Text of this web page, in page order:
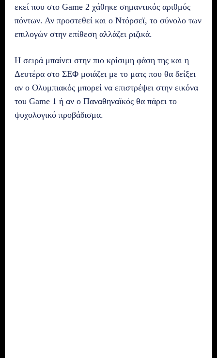
εκεί που στο Game 2 χάθηκε σημαντικός αριθμός
πόντων. Αν προστεθεί και ο Ντόρσεϊ, το σύνολο των
επιλογών στην επίθεση αλλάζει ριζικά.
Η σειρά μπαίνει στην πιο κρίσιμη φάση της και η
Δευτέρα στο ΣΕΦ μοιάζει με το ματς που θα δείξει
αν ο Ολυμπιακός μπορεί να επιστρέψει στην εικόνα
του Game 1 ή αν ο Παναθηναϊκός θα πάρει το
ψυχολογικό προβάδισμα.